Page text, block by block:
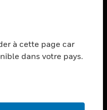
à cette page car
dans votre pays.